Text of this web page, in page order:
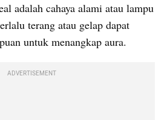
adalah cahaya alami atau lampu
terang atau gelap dapat
untuk menangkap aura.
ADVERTISEMENT